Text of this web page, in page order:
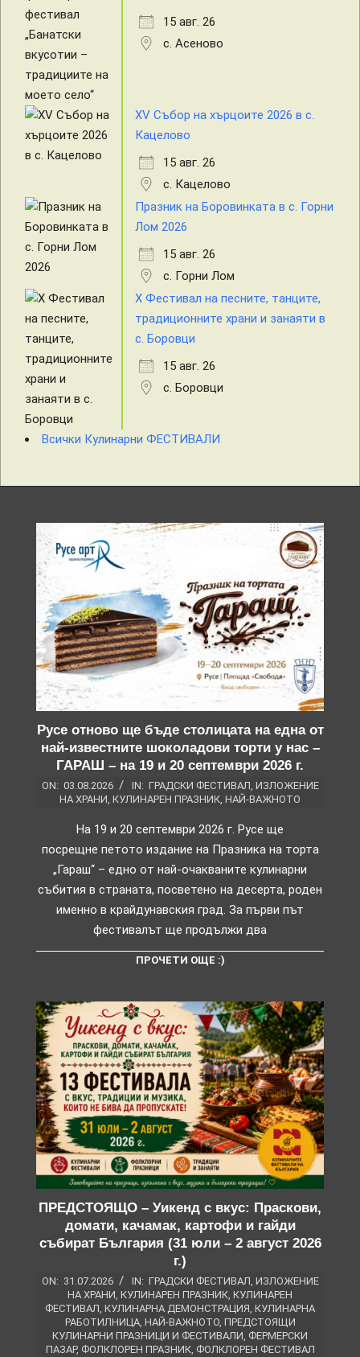
15 авг. 26
с. Асеново
XV Събор на хърцоите 2026 в с.
Кацелово
15 авг. 26
с. Кацелово
Празник на Боровинката в с. Горни
Лом 2026
15 авг. 26
с. Горни Лом
X Фестивал на песните, танците,
традиционните храни и занаяти в
с. Боровци
15 авг. 26
с. Боровци
Всички Кулинарни ФЕСТИВАЛИ
Русе отново ще бъде столицата на една от
най-известните шоколадови торти у нас –
ГАРАШ – на 19 и 20 септември 2026 г.
ON: 03.08.2026 IN: ГРАДСКИ ФЕСТИВАЛ ИЗЛОЖЕНИЕ
НА ХРАНИ КУЛИНАРЕН ПРАЗНИК НАЙ-ВАЖНОТО
На 19 и 20 септември 2026 г. Русе ще
посрещне петото издание на Празника на торта
„Гараш“ – едно от най-очакваните кулинарни
събития в страната, посветено на десерта, роден
именно в крайдунавския град. За първи път
фестивалът ще продължи два
ПРОЧЕТИ ОЩЕ :)
ПРЕДСТОЯЩО – Уикенд с вкус: Праскови,
домати, качамак, картофи и гайди
събират България (31 юли – 2 август 2026
г.)
ON: 31.07.2026 IN: ГРАДСКИ ФЕСТИВАЛ, ИЗЛОЖЕНИЕ
НА ХРАНИ, КУЛИНАРЕН ПРАЗНИК, КУЛИНАРЕН
ФЕСТИВАЛ, КУЛИНАРНА ДЕМОНСТРАЦИЯ, КУЛИНАРНА
РАБОТИЛНИЦА, НАЙ-ВАЖНОТО, ПРЕДСТОЯЩИ
КУЛИНАРНИ ПРАЗНИЦИ И ФЕСТИВАЛИ, ФЕРМЕРСКИ
ПАЗАР, ФОЛКЛОРЕН ПРАЗНИК, ФОЛКЛОРЕН ФЕСТИВАЛ